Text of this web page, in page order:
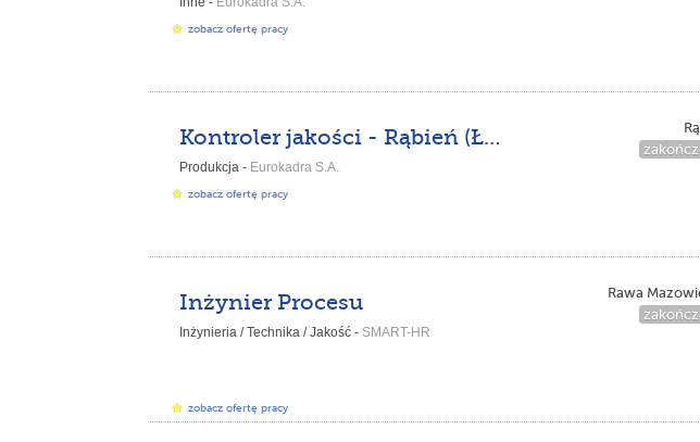
zobacz ofertę pracy
Kontroler jakości - Rąbień (Łódź)
Produkcja - Eurokadra S.A.
zobacz ofertę pracy
Inżynier Procesu
Inżynieria / Technika / Jakość - SMART-HR
Rawa
zobacz ofertę pracy